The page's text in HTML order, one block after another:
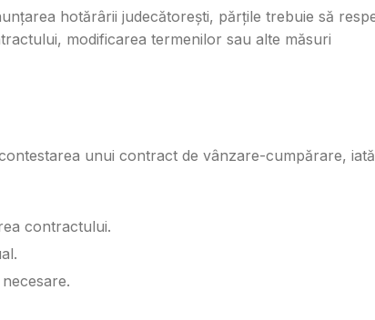
hotărârii judecătorești, părțile trebuie să
modificarea termenilor sau alte măsuri
unui contract de vânzare-cumpărare,
contractului.